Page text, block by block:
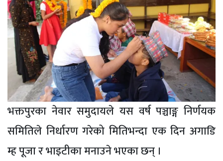
भक्तपुरका नेवार समुदायले यस वर्ष पञ्चाङ्ग निर्णयक
समितिले निर्धारण गरेको मितिभन्दा एक दिन अगाडि
म्ह पूजा र भाइटीका मनाउने भएका छन् ।